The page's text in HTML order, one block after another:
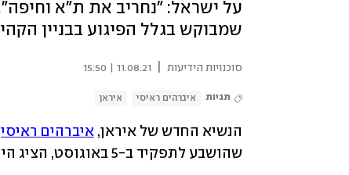
על ישראל: "נחריב את ת"א
שמבוקש בגלל הפיגוע בבניין
סוכנויות הידיעות 11.08.21 | 15:50
תגיות איברהים ראיסי איראן
הנשיא החדש של איראן, איברהים ראיסי
שהושבע לתפקיד ב-5 באוגוסט, הציג היום לפרלמנט בטהרן את חברי הממשלה החדשה.